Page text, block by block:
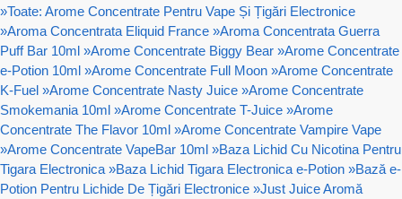
»Toate: Arome Concentrate Pentru Vape Și Țigări Electronice
»Aroma Concentrata Eliquid France »Aroma Concentrata Guerra
Puff Bar 10ml »Arome Concentrate Biggy Bear »Arome Concentrate
e-Potion 10ml »Arome Concentrate Full Moon »Arome Concentrate
K-Fuel »Arome Concentrate Nasty Juice »Arome Concentrate
Smokemania 10ml »Arome Concentrate T-Juice »Arome
Concentrate The Flavor 10ml »Arome Concentrate Vampire Vape
»Arome Concentrate VapeBar 10ml »Baza Lichid Cu Nicotina Pentru
Tigara Electronica »Baza Lichid Tigara Electronica e-Potion »Bază e-
Potion Pentru Lichide De Țigări Electronice »Just Juice Aromă